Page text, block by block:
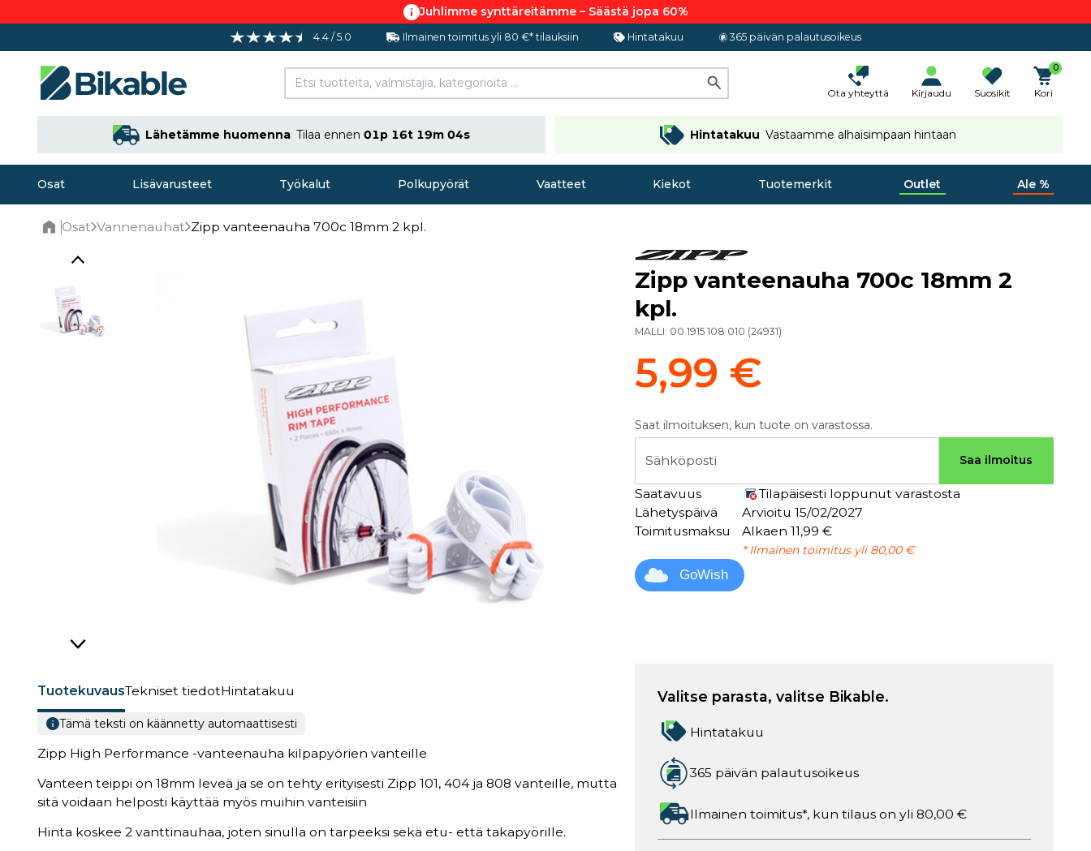
Juhlimme synttäreitämme – Säästä jopa 60%
4.4 / 5.0 Ilmainen toimitus yli 80 €* tilauksiin Hintatakuu 365 päivän palautusoikeus
Ota yhteyttä Kirjaudu Suosikit
0
Kori
Lähetämme huomenna Tilaa ennen 01p 16t 19m 03s Hintatakuu Vastaamme alhaisimpaan hintaan
Osat Lisävarusteet Työkalut Polkupyörät Vaatteet Kiekot Tuotemerkit Outlet Ale %
Osat Vannenauhat Zipp vanteenauha 700c 18mm 2 kpl.
TuotekuvausTekniset tiedotHintatakuu
Tämä teksti on käännetty automaattisesti
Zipp High Performance -vanteenauha kilpapyörien vanteille
Vanteen teippi on 18mm leveä ja se on tehty erityisesti Zipp 101, 404 ja 808 vanteille, mutta
sitä voidaan helposti käyttää myös muihin vanteisiin
Hinta koskee 2 vanttinauhaa, joten sinulla on tarpeeksi sekä etu- että takapyörille.
Zipp vanteenauha 700c 18mm 2
kpl.
MALLI: 00 1915 108 010 (24931)
5,99 €
Saat ilmoituksen, kun tuote on varastossa.
Sähköposti Saa ilmoitus
Saatavuus
Tilapäisesti loppunut varastosta
Lähetyspäivä
Arvioitu 15/02/2027
Toimitusmaksu
Alkaen 11,99 €
* Ilmainen toimitus yli 80,00 €
GoWish
Valitse parasta, valitse Bikable.
Hintatakuu
365 päivän palautusoikeus
Ilmainen toimitus*, kun tilaus on yli 80,00 €